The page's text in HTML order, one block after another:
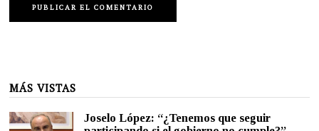
MÁS VISTAS
Joselo López: “¿Tenemos que seguir